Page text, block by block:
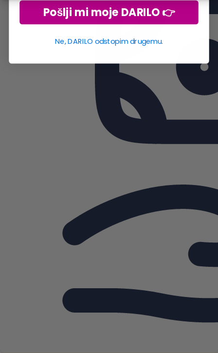
Pošlji mi moje DARILO 👉
Ne, DARILO odstopim drugemu.